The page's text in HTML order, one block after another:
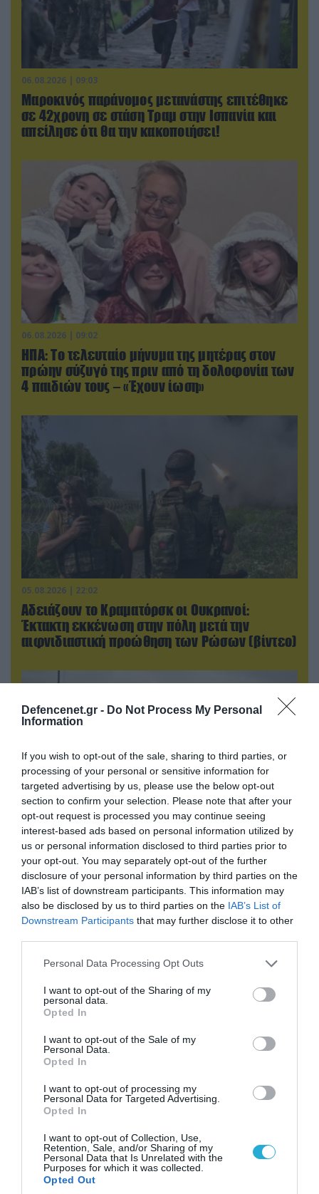
Defencenet.gr - Do Not Process My Personal
Information
If you wish to opt-out of the sale, sharing to third parties, or
processing of your personal or sensitive information for
targeted advertising by us, please use the below opt-out
section to confirm your selection. Please note that after your
opt-out request is processed you may continue seeing
interest-based ads based on personal information utilized by
us or personal information disclosed to third parties prior to
your opt-out. You may separately opt-out of the further
disclosure of your personal information by third parties on the
IAB’s list of downstream participants. This information may
also be disclosed by us to third parties on the IAB’s List of
Downstream Participants that may further disclose it to other
Please note that this website/app uses one or more Google
not limited to your visit or usage behaviour. You may click to
grant or deny consent to Google and its third-party tags to
use your data for below specified purposes in below Google
consent section.
Personal Data Processing Opt Outs
I want to opt-out of the Sharing of my
personal data.
Opted In
I want to opt-out of the Sale of my
Personal Data.
Opted In
I want to opt-out of processing my
Personal Data for Targeted Advertising.
Opted In
I want to opt-out of Collection, Use,
Retention, Sale, and/or Sharing of my
Personal Data that Is Unrelated with the
Purposes for which it was collected.
Opted Out
06.08.2026 | 09:03
Μαροκινός παράνομος μετανάστης επιτέθηκε
σε 42χρονη σε στάση Τραμ στην Ισπανία και
απείλησε ότι θα την κακοποιήσει!
06.08.2026 | 09:02
ΗΠΑ: Το τελευταίο μήνυμα της μητέρας στον
πρώην σύζυγό της πριν από τη δολοφονία των
4 παιδιών τους – «Έχουν ίωση»
05.08.2026 | 22:02
Αδειάζουν το Κραματόρσκ οι Ουκρανοί:
Έκτακτη εκκένωση στην πόλη μετά την
αιφνιδιαστική προώθηση των Ρώσων (βίντεο)
06.08.2026 | 17:02
Ουκρανία: Αποκαλύφθηκε ο αριθμός των
ξένων εθελοντών που πολεμούν για το Κίεβο
06.08.2026 | 21:02
Τελεσίγραφο του Ιράν στις χώρες του Κόλπου:
«Σταματήστε τον Τραμπ αλλιώς θα σας
χτυπήσουμε σκληρά»